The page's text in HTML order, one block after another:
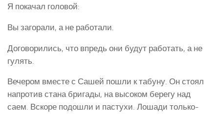
Я покачал головой:
Вы загорали, а не работали.
Договорились, что впредь они будут работать, а не
гулять.
Вечером вместе с Сашей пошли к табуну. Он стоял
напротив стана бригады, на высоком берегу над
саем. Вскоре подошли и пастухи. Лошади только-